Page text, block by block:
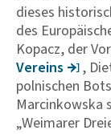
dieses
des
Kopacz, der
Vereins
,
polnischen
Marcinkowska
„Weimarer